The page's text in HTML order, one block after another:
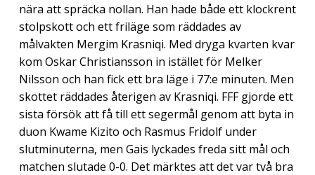
nära att spräcka nollan. Han hade både ett klockrent
stolpskott och ett friläge som räddades av
målvakten Mergim Krasniqi. Med dryga kvarten kvar
kom Oskar Christiansson in istället för Melker
Nilsson och han fick ett bra läge i 77:e minuten. Men
skottet räddades återigen av Krasniqi. FFF gjorde ett
sista försök att få till ett segermål genom att byta in
duon Kwame Kizito och Rasmus Fridolf under
slutminuterna, men Gais lyckades freda sitt mål och
matchen slutade 0-0. Det märktes att det var två bra